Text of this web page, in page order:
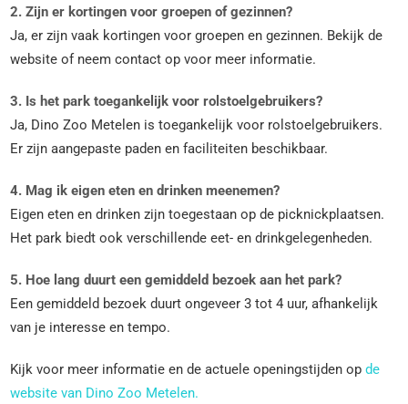
2. Zijn er kortingen voor groepen of gezinnen?
Ja, er zijn vaak kortingen voor groepen en gezinnen. Bekijk de
website of neem contact op voor meer informatie.
3. Is het park toegankelijk voor rolstoelgebruikers?
Ja, Dino Zoo Metelen is toegankelijk voor rolstoelgebruikers.
Er zijn aangepaste paden en faciliteiten beschikbaar.
4. Mag ik eigen eten en drinken meenemen?
Eigen eten en drinken zijn toegestaan op de picknickplaatsen.
Het park biedt ook verschillende eet- en drinkgelegenheden.
5. Hoe lang duurt een gemiddeld bezoek aan het park?
Een gemiddeld bezoek duurt ongeveer 3 tot 4 uur, afhankelijk
van je interesse en tempo.
Kijk voor meer informatie en de actuele openingstijden opde
website van Dino Zoo Metelen.